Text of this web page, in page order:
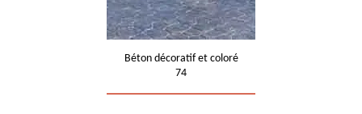
Béton décoratif et coloré
74